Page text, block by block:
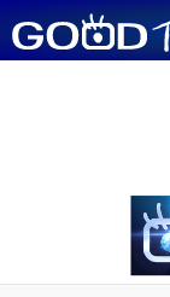
GOODTV+